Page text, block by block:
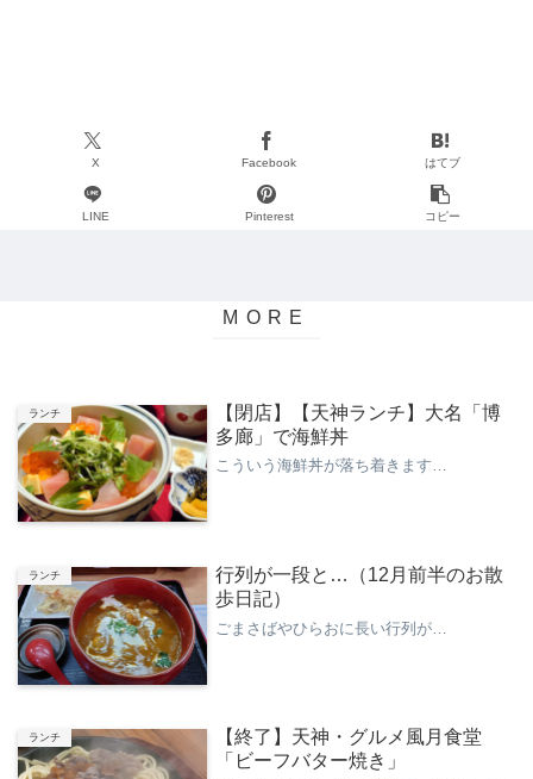
X Facebook はてブ
LINE Pinterest コピー
ランチ
【閉店】【天神ランチ】大名「博
多廊」で海鮮丼
こういう海鮮丼が落ち着きます…
ランチ
行列が一段と…（12月前半のお散
歩日記）
ごまさばやひらおに長い行列が…
ランチ
【終了】天神・グルメ風月食堂
「ビーフバター焼き」